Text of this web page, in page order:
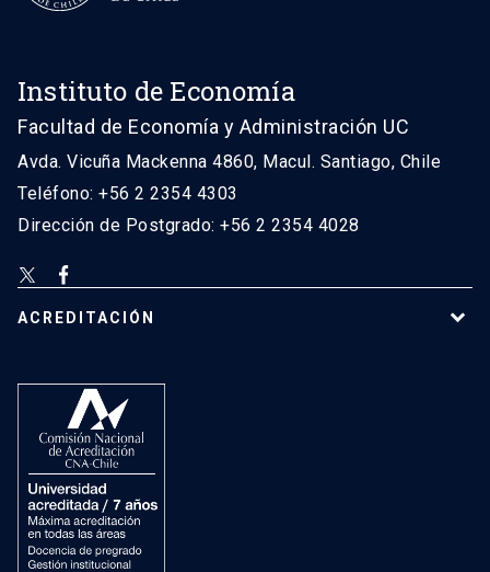
Instituto de Economía
Facultad de Economía y Administración UC
Avda. Vicuña Mackenna 4860, Macul. Santiago, Chile
Teléfono: +56 2 2354 4303
Dirección de Postgrado: +56 2 2354 4028
ACREDITACIÓN